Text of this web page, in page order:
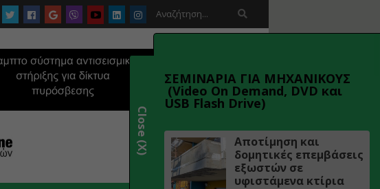

ΣΕΜΙΝΑΡΙΑ ΓΙΑ ΜΗΧΑΝΙΚΟΥΣ
(Video On Demand, DVD και
USB Flash Drive)
Αποτίμηση και
δομητικές επεμβάσεις
εξωστών σε
υφιστάμενα κτίρια
Close (X)